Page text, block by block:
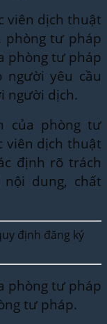
viên dịch thuật
phòng tư pháp
phòng tư pháp
yêu cầu
người dịch.
của phòng tư
viên dịch thuật
định rõ trách
dung, chất
định đăng ký
phòng tư pháp
tư pháp.